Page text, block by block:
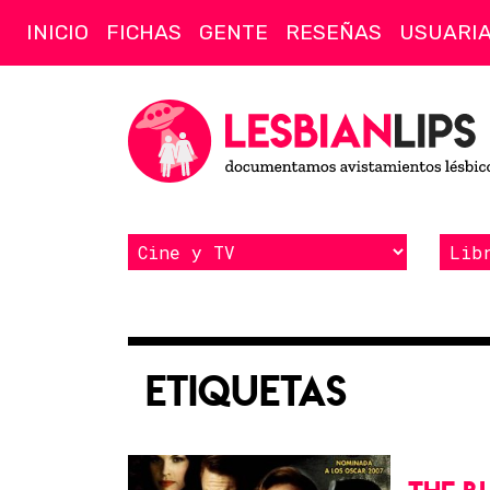
INICIO FICHAS GENTE RESEÑAS
Etiquetas